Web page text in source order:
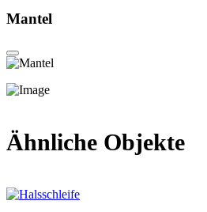
Mantel
Ähnliche Objekte